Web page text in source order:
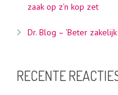
zaak op z’n kop zet
Dr. Blog – ‘Beter
RECENTE